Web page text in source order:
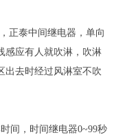
正泰中间继电器，单向
感应有人就吹淋，吹淋
出去时经过风淋室不吹
间，时间继电器0~99秒